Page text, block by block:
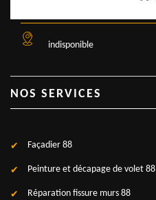
indisponible
NOS SERVICES
Façadier 88
Peinture et décapage de volet 88
Réparation fissure murs 88